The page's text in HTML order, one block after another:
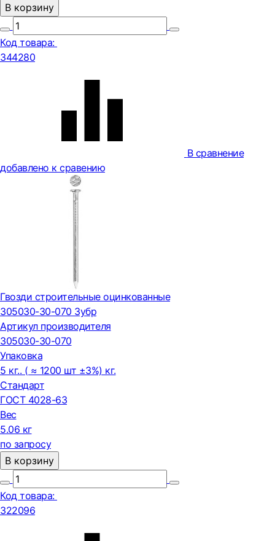
В корзину
Код товара:
344280
В сравнение
добавлено к сравению
Гвозди строительные оцинкованные
305030-30-070 Зубр
Артикул производителя
305030-30-070
Упаковка
5 кг.. ( ≈ 1200 шт ±3%) кг.
Стандарт
ГОСТ 4028-63
Вес
5.06 кг
по запросу
В корзину
Код товара:
322096